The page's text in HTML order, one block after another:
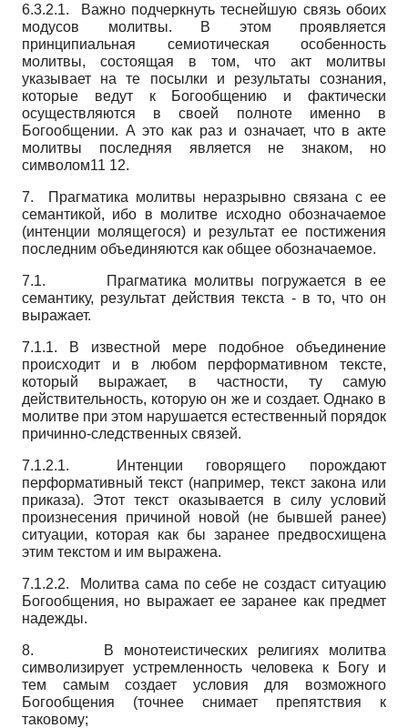
6.3.2.1. Важно подчеркнуть теснейшую связь обоих
модусов молитвы. В этом проявляется
принципиальная семиотическая особенность
молитвы, состоящая в том, что акт молитвы
указывает на те посылки и результаты сознания,
которые ведут к Богообщению и фактически
осуществляются в своей полноте именно в
Богообщении. А это как раз и означает, что в акте
молитвы последняя является не знаком, но
символом11 12.
7. Прагматика молитвы неразрывно связана с ее
семантикой, ибо в молитве исходно обозначаемое
(интенции молящегося) и результат ее постижения
последним объединяются как общее обозначаемое.
7.1. Прагматика молитвы погружается в ее
семантику, результат действия текста - в то, что он
выражает.
7.1.1. В известной мере подобное объединение
происходит и в любом перформативном тексте,
который выражает, в частности, ту самую
действительность, которую он же и создает. Однако в
молитве при этом нарушается естественный порядок
причинно-следственных связей.
7.1.2.1. Интенции говорящего порождают
перформативный текст (например, текст закона или
приказа). Этот текст оказывается в силу условий
произнесения причиной новой (не бывшей ранее)
ситуации, которая как бы заранее предвосхищена
этим текстом и им выражена.
7.1.2.2. Молитва сама по себе не создаст ситуацию
Богообщения, но выражает ее заранее как предмет
надежды.
8. В монотеистических религиях молитва
символизирует устремленность человека к Богу и
тем самым создает условия для возможного
Богообщения (точнее снимает препятствия к
таковому;